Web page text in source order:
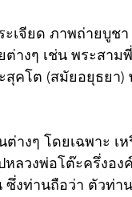
เจียด ภาพถ่ายบูช
างๆ เช่น พระสาม
คโต (สมัยอยุธยา)
างๆ โดยเฉพาะ เ
หลวงพ่อโต๊ะครึ่งอ
งท่านถือว่า ตัวท่าน